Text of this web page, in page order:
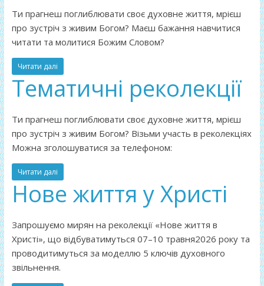
Ти прагнеш поглиблювати своє духовне життя, мрієш
про зустріч з живим Богом? Маєш бажання навчитися
читати та молитися Божим Словом?
Читати далі
Тематичні реколекції
Ти прагнеш поглиблювати своє духовне життя, мрієш
про зустріч з живим Богом? Візьми участь в реколекціях
Можна зголошуватися за телефоном:
Читати далі
Нове життя у Христі
Запрошуємо мирян на реколекції «Нове життя в
Христі», що відбуватимуться 07–10 травня2026 року та
проводитимуться за моделлю 5 ключів духовного
звільнення.